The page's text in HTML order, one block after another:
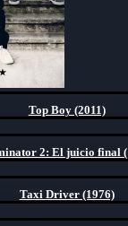
Top Boy (2011)
2: El juicio final
Taxi Driver (1976)